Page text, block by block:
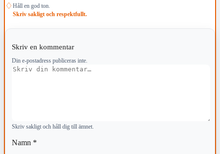
♢ Håll en god ton.
Skriv sakligt och respektfullt.
Skriv en kommentar
Din e-postadress publiceras inte.
Kommentar
Skriv sakligt och håll dig till ämnet.
Namn *